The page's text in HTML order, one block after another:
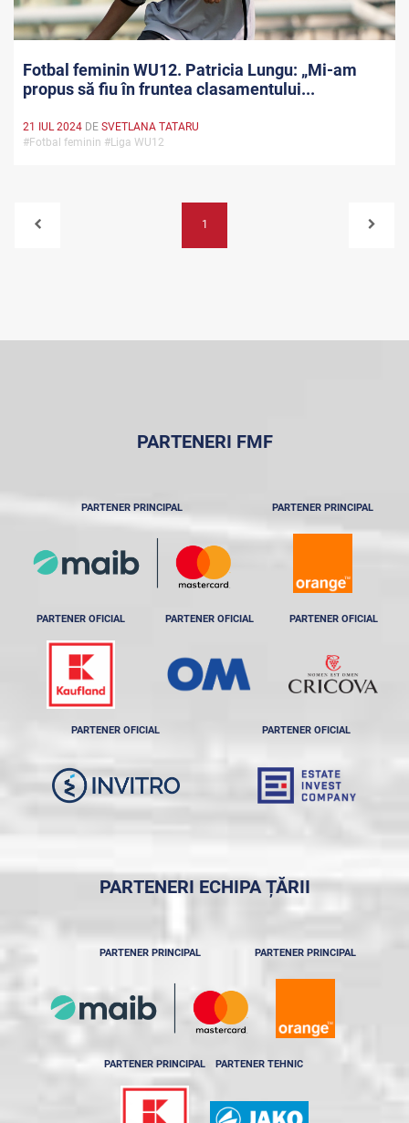
Fotbal feminin WU12. Patricia Lungu: „Mi-am
propus să fiu în fruntea clasamentului...
21 IUL 2024 DE SVETLANA TATARU
#Fotbal feminin #Liga WU12
1
PARTENERI FMF
PARTENER PRINCIPAL PARTENER PRINCIPAL
PARTENER OFICIAL PARTENER OFICIAL PARTENER OFICIAL
PARTENER OFICIAL PARTENER OFICIAL
PARTENERI ECHIPA ȚĂRII
PARTENER PRINCIPAL PARTENER PRINCIPAL
PARTENER PRINCIPAL PARTENER TEHNIC